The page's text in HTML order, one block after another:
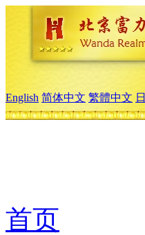
English 简体中文 繁體中文
首页